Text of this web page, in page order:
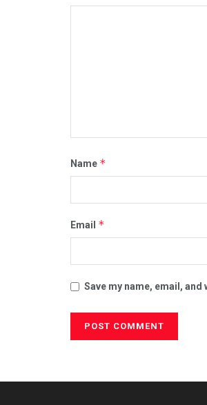
Name *
Email *
Save my name, email,